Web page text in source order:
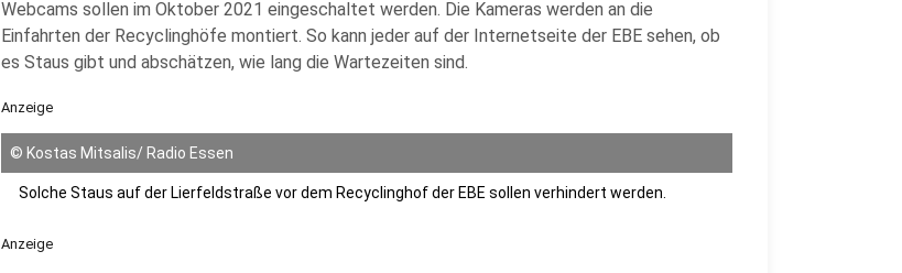
Webcams sollen im Oktober 2021 eingeschaltet werden. Die Kameras werden an die
Einfahrten der Recyclinghöfe montiert. So kann jeder auf der Internetseite der EBE sehen, ob
es Staus gibt und abschätzen, wie lang die Wartezeiten sind.
Anzeige
© Kostas Mitsalis/ Radio Essen
Solche Staus auf der Lierfeldstraße vor dem Recyclinghof der EBE sollen verhindert werden.
Anzeige